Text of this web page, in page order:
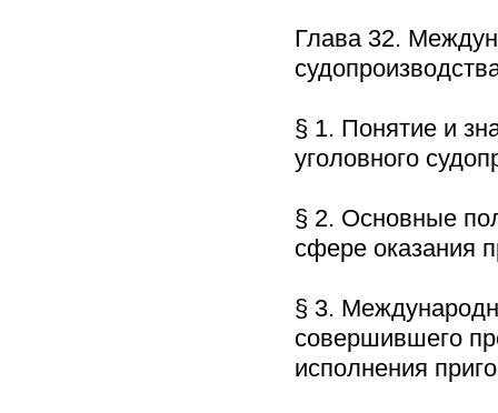
Глава 32.
§ 1. Понятие и
уголовного
§ 2. Основные
сфере
§ 3.
совершившего
исполнения